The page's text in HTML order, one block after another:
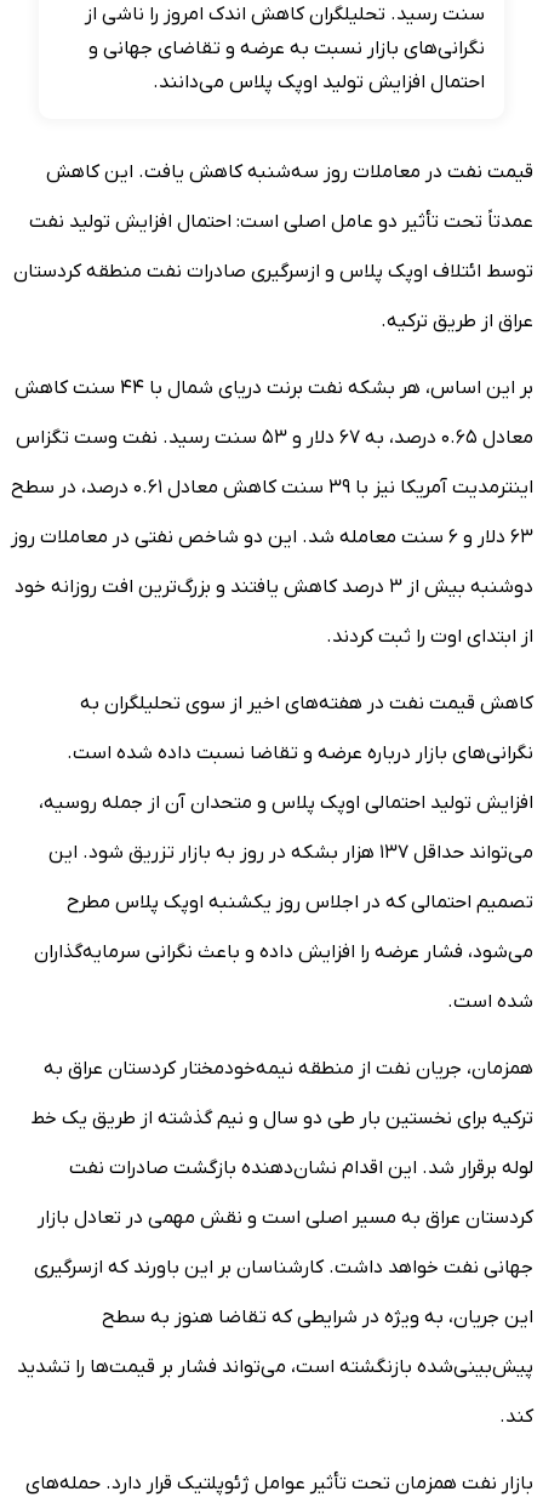
سنت رسید. تحلیلگران کاهش اندک امروز را ناشی از
نگرانی‌های بازار نسبت به عرضه و تقاضای جهانی و
احتمال افزایش تولید اوپک پلاس می‌دانند.
قیمت نفت در معاملات روز سه‌شنبه کاهش یافت. این کاهش
عمدتاً تحت تأثیر دو عامل اصلی است: احتمال افزایش تولید نفت
توسط ائتلاف اوپک پلاس و ازسرگیری صادرات نفت منطقه کردستان
عراق از طریق ترکیه.
بر این اساس، هر بشکه نفت برنت دریای شمال با ۴۴ سنت کاهش
معادل ۰.۶۵ درصد، به ۶۷ دلار و ۵۳ سنت رسید. نفت وست تگزاس
اینترمدیت آمریکا نیز با ۳۹ سنت کاهش معادل ۰.۶۱ درصد، در سطح
۶۳ دلار و ۶ سنت معامله شد. این دو شاخص نفتی در معاملات روز
دوشنبه بیش از ۳ درصد کاهش یافتند و بزرگ‌ترین افت روزانه خود
از ابتدای اوت را ثبت کردند.
کاهش قیمت نفت در هفته‌های اخیر از سوی تحلیلگران به
نگرانی‌های بازار درباره عرضه و تقاضا نسبت داده شده است.
افزایش تولید احتمالی اوپک پلاس و متحدان آن از جمله روسیه،
می‌تواند حداقل ۱۳۷ هزار بشکه در روز به بازار تزریق شود. این
تصمیم احتمالی که در اجلاس روز یکشنبه اوپک پلاس مطرح
می‌شود، فشار عرضه را افزایش داده و باعث نگرانی سرمایه‌گذاران
شده است.
همزمان، جریان نفت از منطقه نیمه‌خودمختار کردستان عراق به
ترکیه برای نخستین بار طی دو سال و نیم گذشته از طریق یک خط
لوله برقرار شد. این اقدام نشان‌دهنده بازگشت صادرات نفت
کردستان عراق به مسیر اصلی است و نقش مهمی در تعادل بازار
جهانی نفت خواهد داشت. کارشناسان بر این باورند که ازسرگیری
این جریان، به ویژه در شرایطی که تقاضا هنوز به سطح
پیش‌بینی‌شده بازنگشته است، می‌تواند فشار بر قیمت‌ها را تشدید
کند.
بازار نفت همزمان تحت تأثیر عوامل ژئوپلتیک قرار دارد. حمله‌های